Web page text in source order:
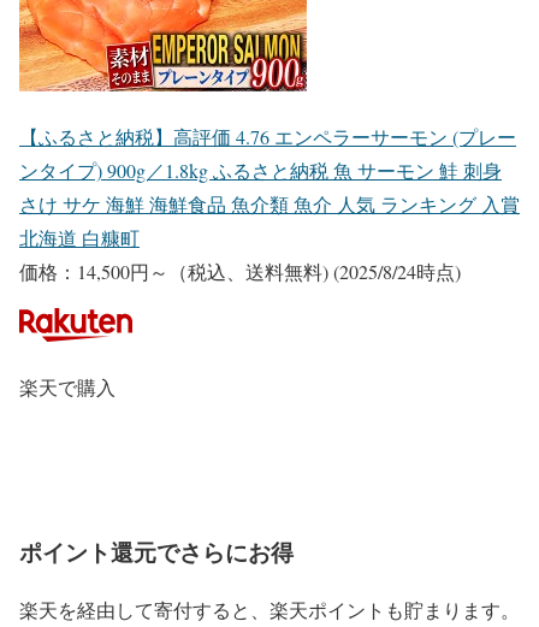
【ふるさと納税】高評価 4.76 エンペラーサーモン (プレー
ンタイプ) 900g／1.8kg ふるさと納税 魚 サーモン 鮭 刺身
さけ サケ 海鮮 海鮮食品 魚介類 魚介 人気 ランキング 入賞
北海道 白糠町
価格：14,500円～（税込、送料無料)(2025/8/24時点)
楽天で購入
ポイント還元でさらにお得
楽天を経由して寄付すると、楽天ポイントも貯まります。